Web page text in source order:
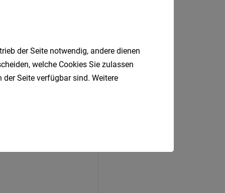
der Seite notwendig, andere dienen
welche Cookies Sie zulassen
Seite verfügbar sind. Weitere